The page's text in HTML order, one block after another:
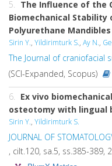
5. The Influence of the
Biomechanical
Polyurethane
Sirin Y., Yildirimturk S., Ay N.,
The Journal of craniofacial
(SCI-Expanded, Scopus)
6. Ex vivo
osteotomy with lingual
Sirin Y., Yildirimturk S.
JOURNAL OF
, cilt.120, sa.5, ss.385-389,